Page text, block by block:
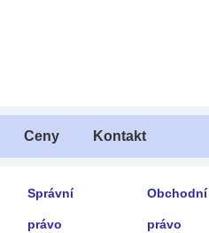
Ceny Kontakt
Správní
právo
Obchodní
právo